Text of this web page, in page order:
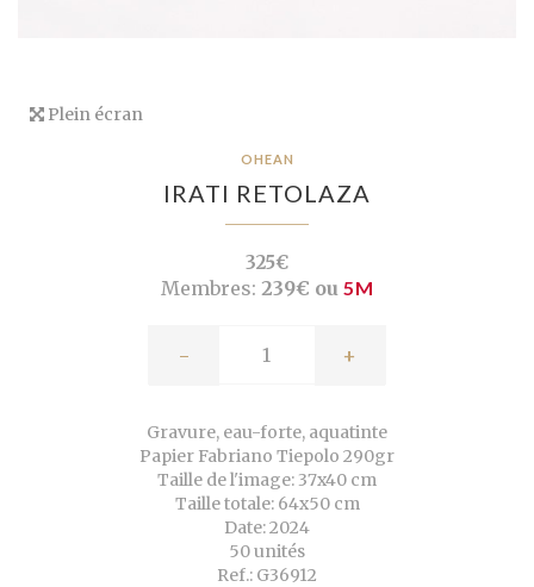
Plein écran
OHEAN
IRATI RETOLAZA
325€
Membres: 239€ ou 5M
- +
Gravure, eau-forte, aquatinte
Papier Fabriano Tiepolo 290gr
Taille de l'image: 37x40 cm
Taille totale: 64x50 cm
Date: 2024
50 unités
Ref.: G36912